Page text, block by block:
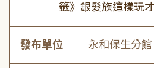
籤》銀髮族這樣玩
發布單位 永和保生分館